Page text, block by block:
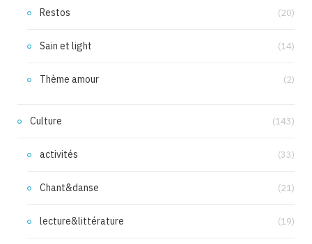
Restos (20)
Sain et light (14)
Thème amour (2)
Culture (143)
activités (33)
Chant&danse (21)
lecture&littérature (19)